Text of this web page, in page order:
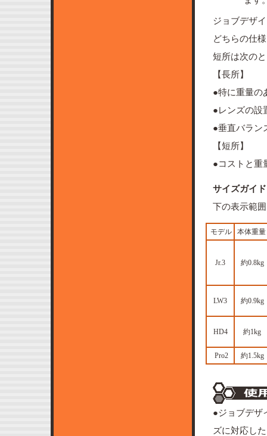
ジョブデザ
どちらの仕
短所は次の
【長所】
●特に重量の
●レンズの設
●垂直バラン
【短所】
●コストと重
サイズガイ
下の表示範
モデル 本体重量
Jr.3 約0.8kg
LW3 約0.9kg
HD4 約1kg
Pro2 約1.5kg
●ジョブデザ
ズに対応し